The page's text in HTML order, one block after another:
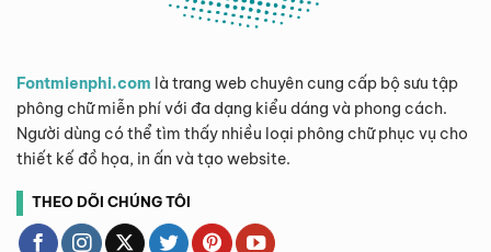
Fontmienphi.com là trang web chuyên cung cấp bộ sưu tập
phông chữ miễn phí với đa dạng kiểu dáng và phong cách.
Người dùng có thể tìm thấy nhiều loại phông chữ phục vụ cho
thiết kế đồ họa, in ấn và tạo website.
THEO DÕI CHÚNG TÔI